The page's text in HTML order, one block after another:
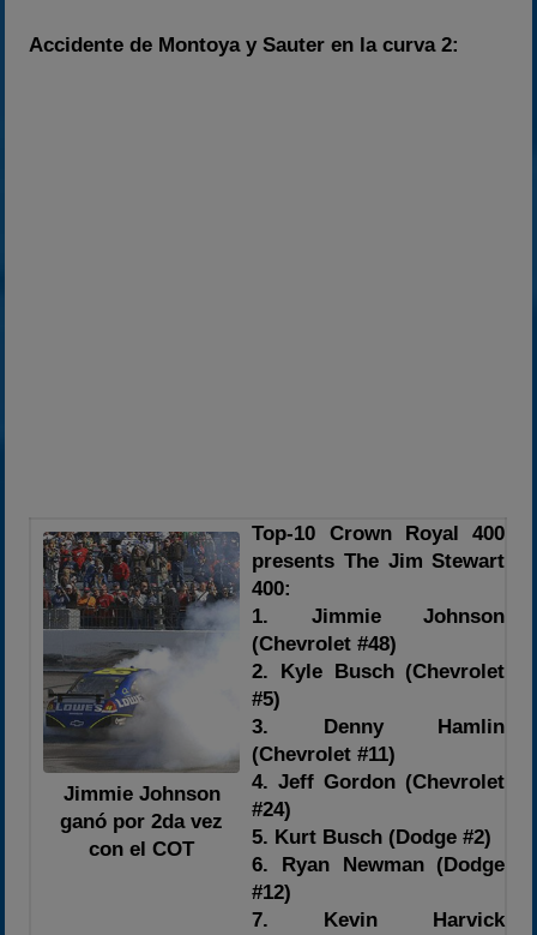
Accidente de Montoya y Sauter en la curva 2:
Jimmie Johnson
ganó por 2da vez
con el COT
Top-10 Crown Royal 400
presents The Jim Stewart
400:
1. Jimmie Johnson
(Chevrolet #48)
2. Kyle Busch (Chevrolet
#5)
3. Denny Hamlin
(Chevrolet #11)
4. Jeff Gordon (Chevrolet
#24)
5. Kurt Busch (Dodge #2)
6. Ryan Newman (Dodge
#12)
7. Kevin Harvick